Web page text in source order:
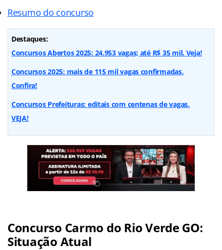
Resumo do concurso
Destaques:
Concursos Abertos 2025: 24.953 vagas; até R$ 35 mil. Veja!
Concursos 2025: mais de 115 mil vagas confirmadas.
Confira!
Concursos Prefeituras: editais com centenas de vagas.
VEJA!
Concurso Carmo do Rio Verde GO:
Situação Atual